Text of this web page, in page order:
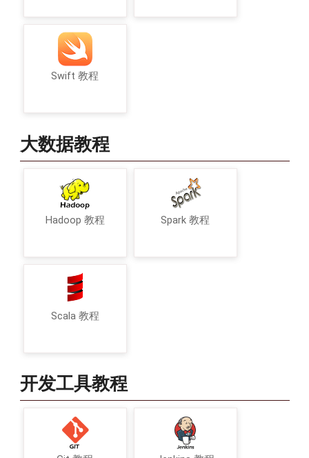
Swift 教程
大数据教程
Hadoop 教程 Spark 教程
Scala 教程
开发工具教程